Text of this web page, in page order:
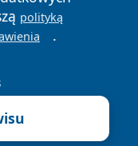
polityką
.
Polityka
Cookies